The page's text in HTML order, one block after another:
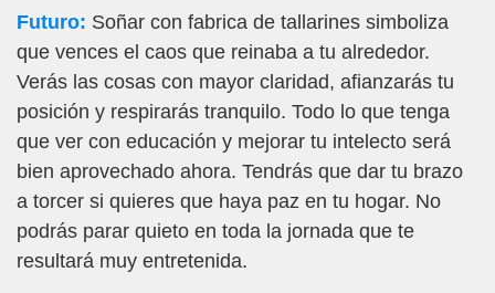
Futuro: Soñar con fabrica de tallarines simboliza
que vences el caos que reinaba a tu alrededor.
Verás las cosas con mayor claridad, afianzarás tu
posición y respirarás tranquilo. Todo lo que tenga
que ver con educación y mejorar tu intelecto será
bien aprovechado ahora. Tendrás que dar tu brazo
a torcer si quieres que haya paz en tu hogar. No
podrás parar quieto en toda la jornada que te
resultará muy entretenida.